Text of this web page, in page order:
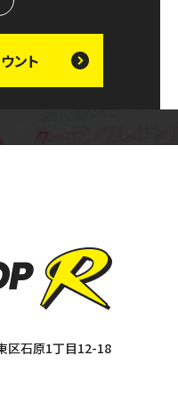
ント
区石原1丁目12-18